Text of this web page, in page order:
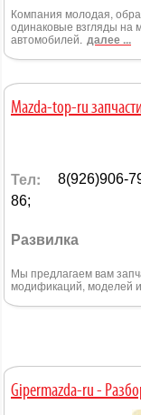
Компания молодая,
одинаковые взгляды на
автомобилей. далее ...
Mazda-top-ru
Тел:
8(926)906-
86;
Развилка
Мы предлагаем вам
модификаций, моделей и
Gipermazda-ru -